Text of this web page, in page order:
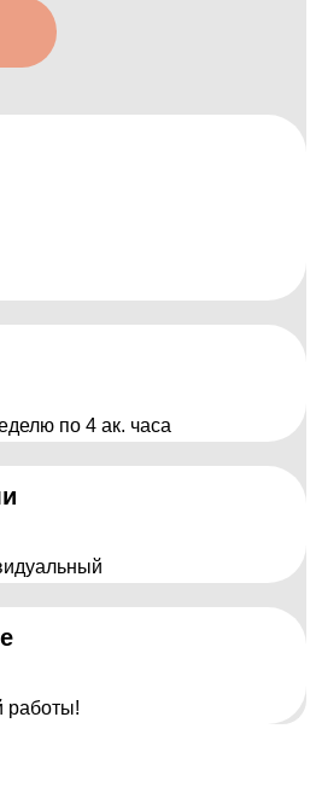
по 4 ак. часа
работы!